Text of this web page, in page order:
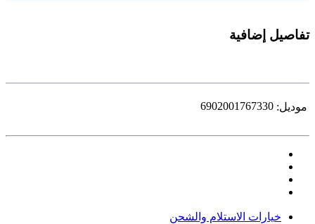
تفاصيل إضافية
موديل: 6902001767330
خيارات الاستلام والشحن